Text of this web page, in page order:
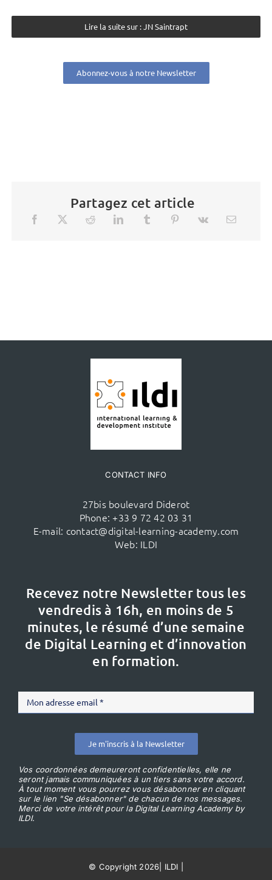
Lire la suite sur : JN Saintrapt
Abonnez-vous à notre Newsletter
Partagez cet article
CONTACT INFO
27bis boulevard Diderot
Phone: +33 9 72 42 03 31
E-mail: contact@digital-learning-academy.com
Web: ILDI
Recevez notre Newsletter tous les
vendredis à 16h, en moins de 5
minutes, le résumé d’une semaine
de Digital Learning et d’innovation
en formation.
Je m'inscris à la Newsletter
Vos coordonnées demeureront confidentielles, elle ne
seront jamais communiquées à un tiers sans votre accord.
À tout moment vous pourrez vous désabonner en cliquant
sur le lien "Se désabonner" de chacun de nos messages.
Merci de votre intérêt pour la Digital Learning Academy by
ILDI.
© Copyright 2026 ILDI